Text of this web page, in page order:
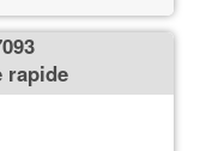
rapide